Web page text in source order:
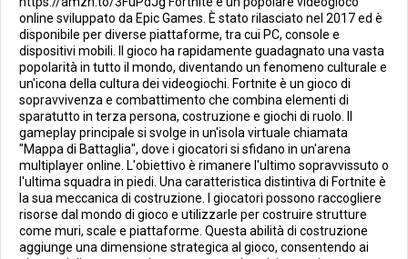
online sviluppato da Epic Games. È stato rilasciato nel 2017 ed è
disponibile per diverse piattaforme, tra cui PC, console e
dispositivi mobili. Il gioco ha rapidamente guadagnato una vasta
popolarità in tutto il mondo, diventando un fenomeno culturale e
un'icona della cultura dei videogiochi. Fortnite è un gioco di
sopravvivenza e combattimento che combina elementi di
sparatutto in terza persona, costruzione e giochi di ruolo. Il
gameplay principale si svolge in un'isola virtuale chiamata
"Mappa di Battaglia", dove i giocatori si sfidano in un'arena
multiplayer online. L'obiettivo è rimanere l'ultimo sopravvissuto o
l'ultima squadra in piedi. Una caratteristica distintiva di Fortnite è
la sua meccanica di costruzione. I giocatori possono raccogliere
risorse dal mondo di gioco e utilizzarle per costruire strutture
come muri, scale e piattaforme. Questa abilità di costruzione
aggiunge una dimensione strategica al gioco, consentendo ai